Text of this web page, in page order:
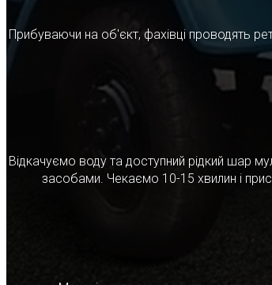
Прибуваючи на об'єкт, фахівці проводять
Відкачуємо воду та доступний рідкий шар
засобами. Чекаємо 10-15 хвилин і